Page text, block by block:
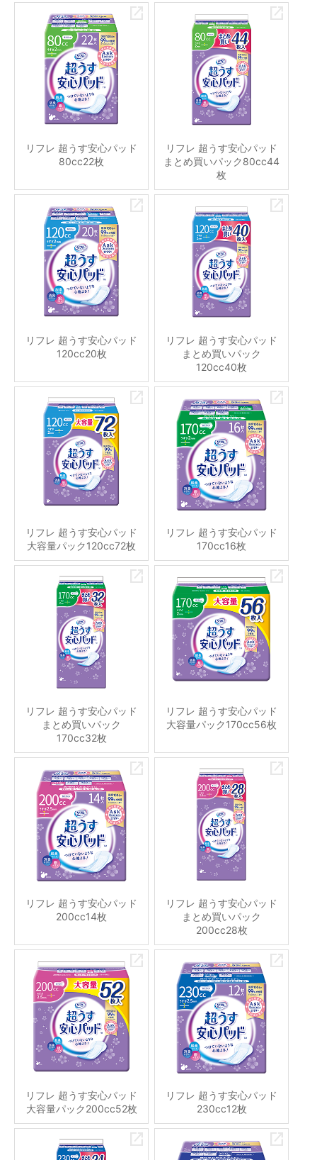
リフレ 超うす安心パッド
80cc22枚
リフレ 超うす安心パッド
まとめ買いパック80cc44
枚
リフレ 超うす安心パッド
120cc20枚
リフレ 超うす安心パッド
まとめ買いパック
120cc40枚
リフレ 超うす安心パッド
大容量パック120cc72枚
リフレ 超うす安心パッド
170cc16枚
リフレ 超うす安心パッド
まとめ買いパック
170cc32枚
リフレ 超うす安心パッド
大容量パック170cc56枚
リフレ 超うす安心パッド
200cc14枚
リフレ 超うす安心パッド
まとめ買いパック
200cc28枚
リフレ 超うす安心パッド
大容量パック200cc52枚
リフレ 超うす安心パッド
230cc12枚